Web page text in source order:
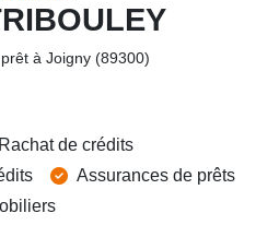
à Joigny (89300)
Rachat de crédits
Assurances de prêts